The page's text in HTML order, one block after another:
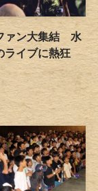
ァン大集結 水
ライブに熱狂